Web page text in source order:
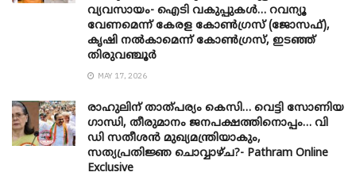
വ്യവസായം- ഐടി വകുപ്പുകൾ… റവന്യൂ
വേണമെന്ന് കേരള കോൺഗ്രസ് (ജോസഫ്),
കൃഷി നൽകാമെന്ന് കോൺഗ്രസ്, ഇടഞ്ഞ്
തിരുവഞ്ചൂർ
MAY 17, 2026
രാഹുലിന് താത്പര്യം കെസി… വെട്ടി സോണിയ
​ഗാന്ധി, തീരുമാനം ജനപക്ഷത്തിനൊപ്പം… വി
ഡി സതീശൻ മുഖ്യമന്ത്രിയാകും,
സത്യപ്രതിജ്ഞ ചൊവ്വാഴ്ച?- Pathram Online
Exclusive